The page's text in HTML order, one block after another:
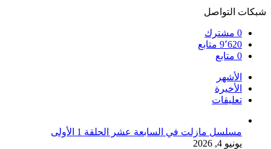
شبكات التواصل
0 مشترك
9٬620 متابع
0 متابع
الأشهر
الأخيرة
تعليقات
مسلسل مازلت في السابعة عشر الحلقة 1 الأولى
يونيو 4, 2026